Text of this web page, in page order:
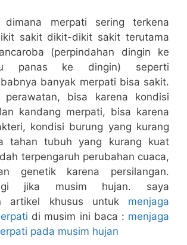
merpati sering terkena
sakit dikit-dikit sakit terutama
(perpindahan dingin ke
panas ke dingin) seperti
banyak merpati bisa sakit.
perawatan, bisa karena kondisi
kandang merpati, bisa karena
kondisi burung yang kurang
tahan tubuh yang kurang kuat
terpengaruh perubahan cuaca,
genetik karena persilangan.
jika musim hujan. saya
artikel khusus untuk menjaga
di musim ini baca : menjaga
pada musim hujan